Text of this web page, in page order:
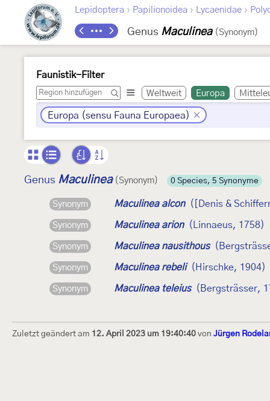
Lepidoptera › Papilionoidea › Lycaenidae ›
Genus Maculinea (Synonym)
Faunistik-Filter
Weltweit Europa
Europa (sensu Fauna Europaea)
Genus Maculinea (Synonym) 0 Species, 5 Synonyme
Synonym Maculinea alcon ([Denis &
Synonym Maculinea arion (Linnaeus, 1758)
Synonym Maculinea nausithous
Synonym Maculinea rebeli (Hirschke, 1904)
Synonym Maculinea teleius (Bergsträsser,
Zuletzt geändert am 12. April 2023 um 19:40:40 von Jürgen